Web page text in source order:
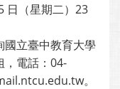
日（星期二）23
國立臺中教育大學
，電話：04-
。